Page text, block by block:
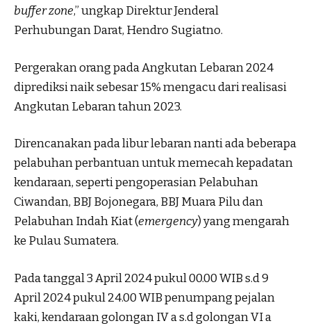
buffer zone,” ungkap Direktur Jenderal
Perhubungan Darat, Hendro Sugiatno.
Pergerakan orang pada Angkutan Lebaran 2024
diprediksi naik sebesar 15% mengacu dari realisasi
Angkutan Lebaran tahun 2023.
Direncanakan pada libur lebaran nanti ada beberapa
pelabuhan perbantuan untuk memecah kepadatan
kendaraan, seperti pengoperasian Pelabuhan
Ciwandan, BBJ Bojonegara, BBJ Muara Pilu dan
Pelabuhan Indah Kiat (emergency) yang mengarah
ke Pulau Sumatera.
Pada tanggal 3 April 2024 pukul 00.00 WIB s.d 9
April 2024 pukul 24.00 WIB penumpang pejalan
kaki, kendaraan golongan IV a s.d golongan VI a